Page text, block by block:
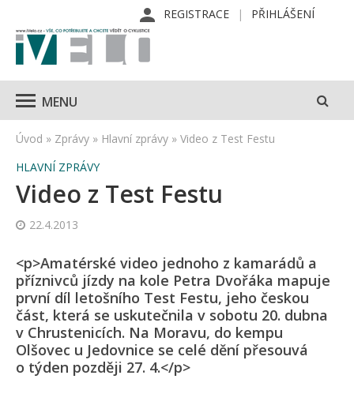
REGISTRACE PŘIHLÁŠENÍ
MENU
Úvod » Zprávy » Hlavní zprávy » Video z Test Festu
HLAVNÍ ZPRÁVY
Video z Test Festu
22.4.2013
<p>Amatérské video jednoho z kamarádů a
příznivců jízdy na kole Petra Dvořáka mapuje
první díl letošního Test Festu, jeho českou
část, která se uskutečnila v sobotu 20. dubna
v Chrustenicích. Na Moravu, do kempu
Olšovec u Jedovnice se celé dění přesouvá
o týden později 27. 4.</p>